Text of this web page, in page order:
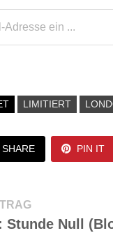
LIMITIERT
SHARE PIN IT
Vorheriger
Beitrag:
Stunde Null